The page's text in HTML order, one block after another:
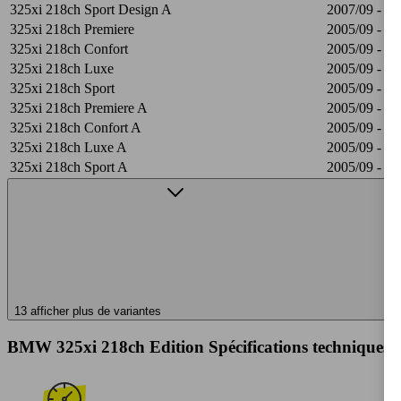
325xi 218ch Sport Design A
2007/09 -
325xi 218ch Premiere
2005/09 -
325xi 218ch Confort
2005/09 -
325xi 218ch Luxe
2005/09 -
325xi 218ch Sport
2005/09 -
325xi 218ch Premiere A
2005/09 -
325xi 218ch Confort A
2005/09 -
325xi 218ch Luxe A
2005/09 -
325xi 218ch Sport A
2005/09 -
13 afficher plus de variantes
BMW 325xi 218ch Edition Spécifications techniques